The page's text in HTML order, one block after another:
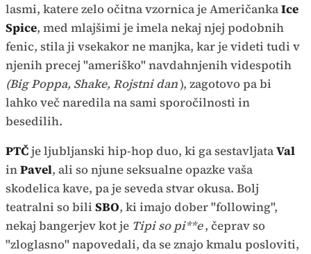
lasmi, katere zelo očitna vzornica je AmeričankaIce
Spice, med mlajšimi je imela nekaj njej podobnih
fenic, stila ji vsekakor ne manjka, kar je videti tudi v
njenih precej "ameriško" navdahnjenih videspotih
(Big Poppa, Shake, Rojstni dan), zagotovo pa bi
lahko več naredila na sami sporočilnosti in
besedilih.
PTČje ljubljanski hip-hop duo, ki ga sestavljataVal
inPavel, ali so njune seksualne opazke vaša
skodelica kave, pa je seveda stvar okusa. Bolj
teatralni so bili SBO, ki imajo dober "following",
nekaj bangerjev kot je Tipi so pi**e, čeprav so
"zloglasno" napovedali, da se znajo kmalu posloviti,